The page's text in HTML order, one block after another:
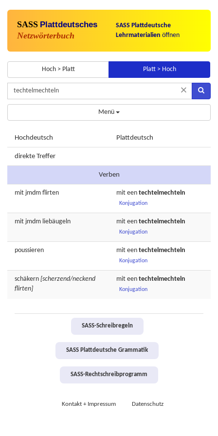
SASS Plattdeutsches
Netzwörterbuch
SASS Plattdeutsche
Lehrmaterialien öffnen
Hoch > Platt Platt > Hoch
×
Menü
Hochdeutsch Plattdeutsch
direkte Treffer
Verben
mit jmdm flirten mit een techtelmechteln
Konjugation
mit jmdm liebäugeln mit een techtelmechteln
Konjugation
poussieren mit een techtelmechteln
Konjugation
schäkern [scherzend/neckend
flirten]
mit een techtelmechteln
Konjugation
SASS-Schreibregeln
SASS Plattdeutsche Grammatik
SASS-Rechtschreibprogramm
Kontakt + Impressum Datenschutz